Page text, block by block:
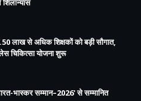
शिलान्यास
लाख से अधिक शिक्षकों को बड़ी सौगात,
चिकित्सा योजना शुरू
भास्कर सम्मान–2026' से सम्मानित